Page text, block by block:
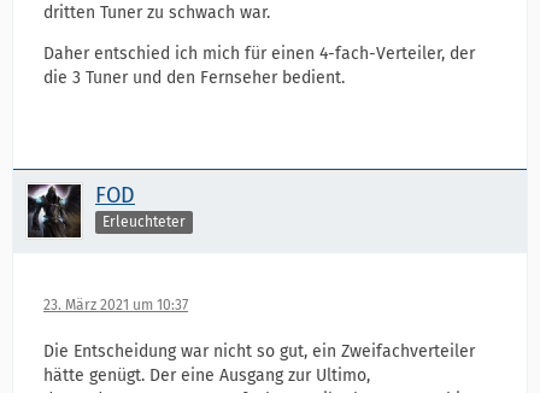
dritten Tuner zu schwach war.
Daher entschied ich mich für einen 4-fach-Verteiler, der
die 3 Tuner und den Fernseher bedient.
FOD
Erleuchteter
23. März 2021 um 10:37
Die Entscheidung war nicht so gut, ein Zweifachverteiler
hätte genügt. Der eine Ausgang zur Ultimo,